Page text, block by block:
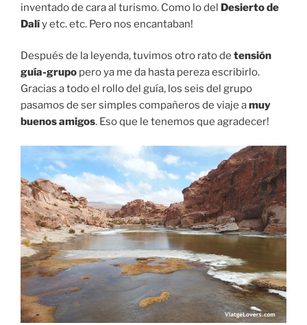
inventado de cara al turismo. Como lo del Desierto de
Dalíy etc. etc. Pero nos encantaban!
Después de la leyenda, tuvimos otro rato de tensión
guía-grupo pero ya me da hasta pereza escribirlo.
Gracias a todo el rollo del guía, los seis del grupo
pasamos de ser simples compañeros de viaje amuy
buenos amigos. Eso que le tenemos que agradecer!